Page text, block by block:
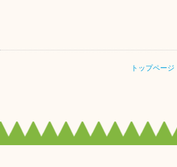
トップページ